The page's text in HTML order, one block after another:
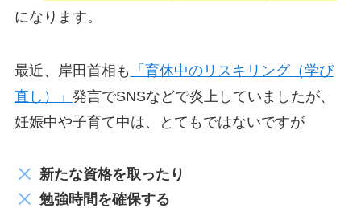
になります。
最近、岸田首相も
「育休中のリスキリング（学び
直し）」 発言でSNSなどで炎上していましたが、
妊娠中や子育て中は、とてもではないですが
新たな資格を取ったり
勉強時間を確保する